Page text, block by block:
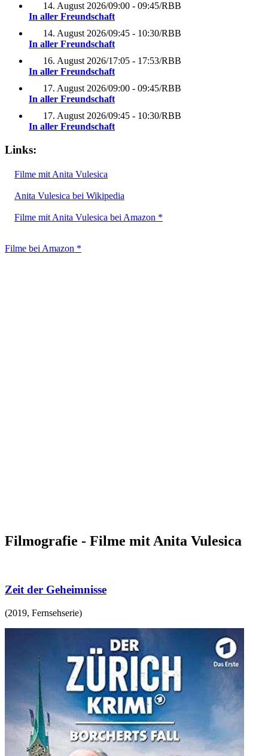
14. August 2026/09:00 - 09:45/RBB
In aller Freundschaft
14. August 2026/09:45 - 10:30/RBB
In aller Freundschaft
16. August 2026/17:05 - 17:53/RBB
In aller Freundschaft
17. August 2026/09:00 - 09:45/RBB
In aller Freundschaft
17. August 2026/09:45 - 10:30/RBB
In aller Freundschaft
Links:
Filme mit Anita Vulesica
Anita Vulesica bei Wikipedia
Filme mit Anita Vulesica bei Amazon *
Filme bei Amazon *
Filmografie - Filme mit Anita Vulesica
Zeit der Geheimnisse
(2019, Fernsehserie)